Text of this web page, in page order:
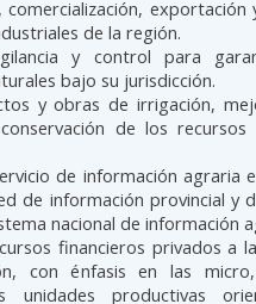
exportación
de la región.
y control para
bajo su jurisdicción.
y obras de irrigación,
de los
de información agraria
de información provincial y
nacional de información
financieros privados a
con énfasis en las
unidades productivas